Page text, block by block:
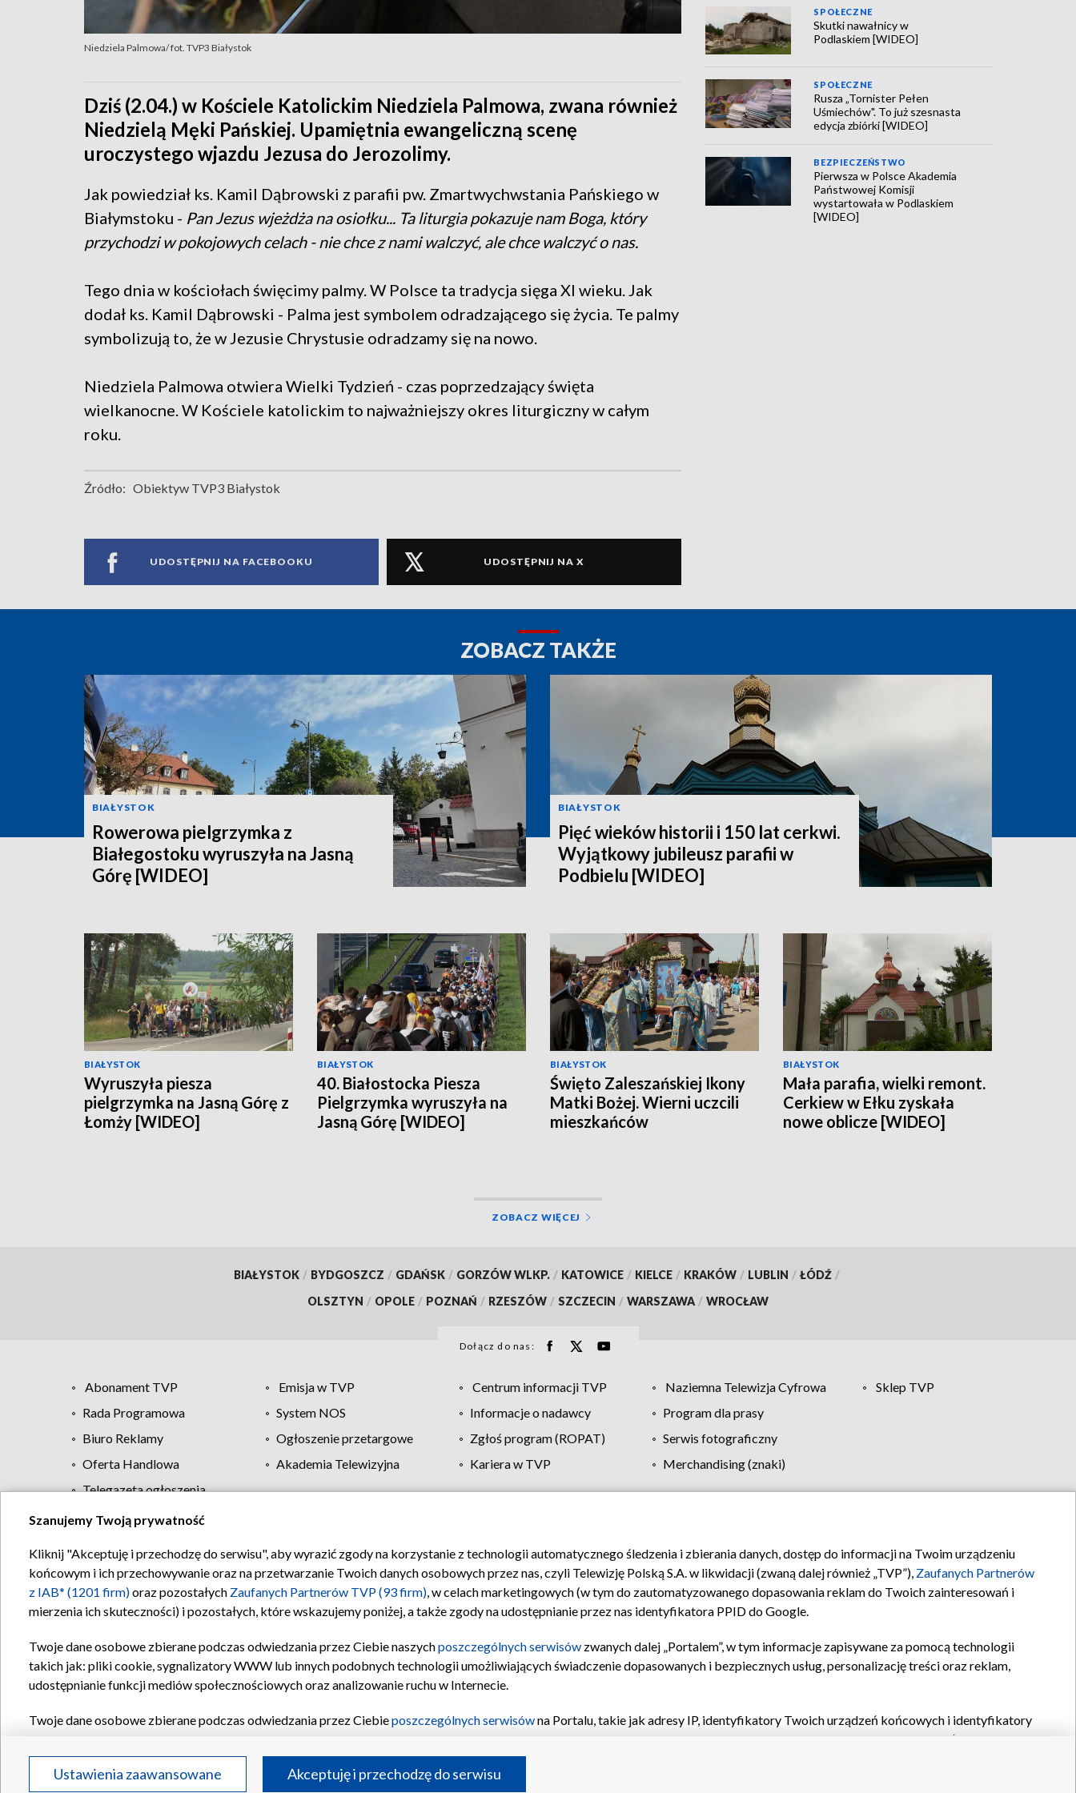
Niedziela Palmowa/ fot. TVP3 Białystok
Dziś (2.04.) w Kościele Katolickim Niedziela Palmowa, zwana również
Niedzielą Męki Pańskiej. Upamiętnia ewangeliczną scenę
uroczystego wjazdu Jezusa do Jerozolimy.
Jak powiedział ks. Kamil Dąbrowski z parafii pw. Zmartwychwstania Pańskiego w
Białymstoku - Pan Jezus wjeżdża na osiołku... Ta liturgia pokazuje nam Boga, który
przychodzi w pokojowych celach - nie chce z nami walczyć, ale chce walczyć o nas.
Tego dnia w kościołach święcimy palmy. W Polsce ta tradycja sięga XI wieku. Jak
dodał ks. Kamil Dąbrowski - Palma jest symbolem odradzającego się życia. Te palmy
symbolizują to, że w Jezusie Chrystusie odradzamy się na nowo.
Niedziela Palmowa otwiera Wielki Tydzień - czas poprzedzający święta
wielkanocne. W Kościele katolickim to najważniejszy okres liturgiczny w całym
roku.
Źródło: Obiektyw TVP3 Białystok
UDOSTĘPNIJ NA FACEBOOKU UDOSTĘPNIJ NA X
SPOŁECZNE
Skutki nawałnicy w
Podlaskiem [WIDEO]
SPOŁECZNE
Rusza „Tornister Pełen
Uśmiechów". To już szesnasta
edycja zbiórki [WIDEO]
BEZPIECZEŃSTWO
Pierwsza w Polsce Akademia
Państwowej Komisji
wystartowała w Podlaskiem
[WIDEO]
ZOBACZ TAKŻE
BIAŁYSTOK
Rowerowa pielgrzymka z
Białegostoku wyruszyła na Jasną
Górę [WIDEO]
BIAŁYSTOK
Pięć wieków historii i 150 lat cerkwi.
Wyjątkowy jubileusz parafii w
Podbielu [WIDEO]
BIAŁYSTOK
Wyruszyła piesza
pielgrzymka na Jasną Górę z
Łomży [WIDEO]
BIAŁYSTOK
40. Białostocka Piesza
Pielgrzymka wyruszyła na
Jasną Górę [WIDEO]
BIAŁYSTOK
Święto Zaleszańskiej Ikony
Matki Bożej. Wierni uczcili
mieszkańców
BIAŁYSTOK
Mała parafia, wielki remont.
Cerkiew w Ełku zyskała
nowe oblicze [WIDEO]
ZOBACZ WIĘCEJ
BIAŁYSTOK / BYDGOSZCZ / GDAŃSK / GORZÓW WLKP. / KATOWICE / KIELCE / KRAKÓW / LUBLIN / ŁÓDŹ /
OLSZTYN / OPOLE / POZNAŃ / RZESZÓW / SZCZECIN / WARSZAWA / WROCŁAW
Dołącz do nas:
Abonament TVP Emisja w TVP Centrum informacji TVP Naziemna Telewizja Cyfrowa
Sklep TVP
Rada Programowa
System NOS Informacje o nadawcy
Program dla prasy
Biuro Reklamy
Ogłoszenie przetargowe Zgłoś program (ROPAT)
Serwis fotograficzny
Oferta Handlowa
Akademia Telewizyjna Kariera w TVP
Merchandising (znaki)
Telegazeta ogłoszenia
Regulamin TVP Polityka prywatności Moje zgody Pomoc Biuro reklamy Kontakt
Szanujemy Twoją prywatność
Kliknij "Akceptuję i przechodzę do serwisu", aby wyrazić zgody na korzystanie z technologii automatycznego śledzenia i zbierania danych, dostęp do informacji na Twoim urządzeniu
końcowym i ich przechowywanie oraz na przetwarzanie Twoich danych osobowych przez nas, czyli Telewizję Polską S.A. w likwidacji (zwaną dalej również „TVP”), Zaufanych Partnerów
z IAB* (1201 firm)oraz pozostałych Zaufanych Partnerów TVP (93 firm), w celach marketingowych (w tym do zautomatyzowanego dopasowania reklam do Twoich zainteresowań i
mierzenia ich skuteczności) i pozostałych, które wskazujemy poniżej, a także zgody na udostępnianie przez nas identyfikatora PPID do Google.
Twoje dane osobowe zbierane podczas odwiedzania przez Ciebie naszychposzczególnych serwisów zwanych dalej „Portalem”, w tym informacje zapisywane za pomocą technologii
takich jak: pliki cookie, sygnalizatory WWW lub innych podobnych technologii umożliwiających świadczenie dopasowanych i bezpiecznych usług, personalizację treści oraz reklam,
udostępnianie funkcji mediów społecznościowych oraz analizowanie ruchu w Internecie.
Twoje dane osobowe zbierane podczas odwiedzania przez Ciebieposzczególnych serwisówna Portalu, takie jak adresy IP, identyfikatory Twoich urządzeń końcowych i identyfikatory
oraz pozostałych
Partnerów TVPdla realizacji następujących celów i funkcji: przechowywania informacji na urządzeniu lub dostęp do nich, wyboru podstawowych reklam, wyboru spersonalizowanych
reklam, tworzenia profilu spersonalizowanych reklam, tworzenia profilu spersonalizowanych treści, wyboru spersonalizowanych treści, pomiaru wydajności reklam, pomiaru wydajności
Ustawienia zaawansowane Akceptuję i przechodzę do serwisu